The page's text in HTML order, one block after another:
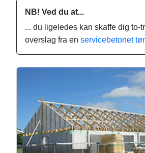
NB! Ved du at...
... du ligeledes kan skaffe dig to-
overslag fra en servicebetonet